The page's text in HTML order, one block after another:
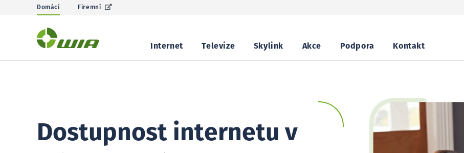
Domácí Firemní
Internet Televize Skylink Akce Podpora Kontakt
Dostupnost internetu v